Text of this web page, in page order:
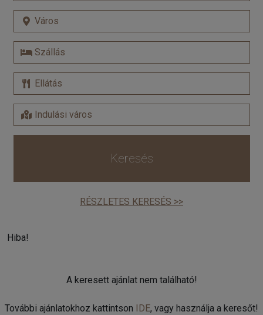
Keresés
RÉSZLETES KERESÉS >>
Hiba!
A keresett ajánlat nem található!
További ajánlatokhoz kattintson IDE, vagy használja a keresőt!